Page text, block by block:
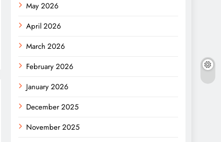
May 2026
April 2026
March 2026
February 2026
January 2026
December 2025
November 2025